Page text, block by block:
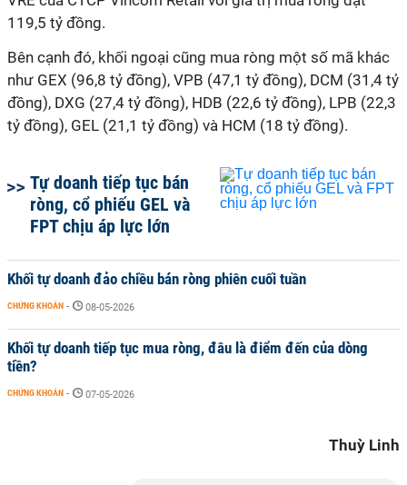
119,5 tỷ đồng.
Bên cạnh đó, khối ngoại cũng mua ròng một số mã khác
như GEX (96,8 tỷ đồng), VPB (47,1 tỷ đồng), DCM (31,4 tỷ
đồng), DXG (27,4 tỷ đồng), HDB (22,6 tỷ đồng), LPB (22,3
tỷ đồng), GEL (21,1 tỷ đồng) và HCM (18 tỷ đồng).
Tự doanh tiếp tục bán
ròng, cổ phiếu GEL và
FPT chịu áp lực lớn
Khối tự doanh đảo chiều bán ròng phiên cuối tuần
CHỨNG KHOÁN - 08-05-2026
Khối tự doanh tiếp tục mua ròng, đâu là điểm đến của dòng
tiền?
CHỨNG KHOÁN - 07-05-2026
Thuỳ Linh